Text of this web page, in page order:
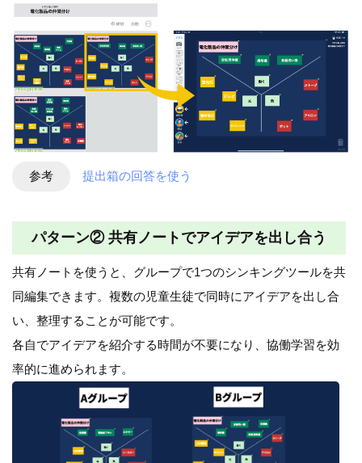
参考 提出箱の回答を使う
パターン② 共有ノートでアイデアを出し合う
共有ノートを使うと、グループで1つのシンキングツールを共
同編集できます。複数の児童生徒で同時にアイデアを出し合
い、整理することが可能です。
各自でアイデアを紹介する時間が不要になり、協働学習を効
率的に進められます。